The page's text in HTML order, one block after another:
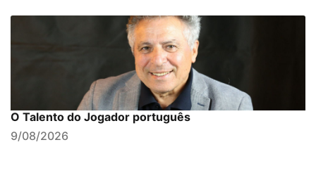
O Talento do Jogador português
9/08/2026